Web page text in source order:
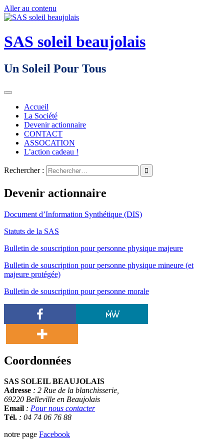
Aller au contenu
SAS soleil beaujolais
Un Soleil Pour Tous
Accueil
La Société
Devenir actionnaire
CONTACT
ASSOCATION
L’action cadeau !
Rechercher :
Devenir actionnaire
Document d’Information Synthétique (DIS)
Statuts de la SAS
Bulletin de souscription pour personne physique majeure
Bulletin de souscription pour personne physique mineure (et
majeure protégée)
Bulletin de souscription pour personne morale
Coordonnées
SAS SOLEIL BEAUJOLAIS
Adresse : 2 Rue de la blanchisserie,
69220 Belleville en Beaujolais
Email : Pour nous contacter
Tél. : 04 74 06 76 88
notre page Facebook